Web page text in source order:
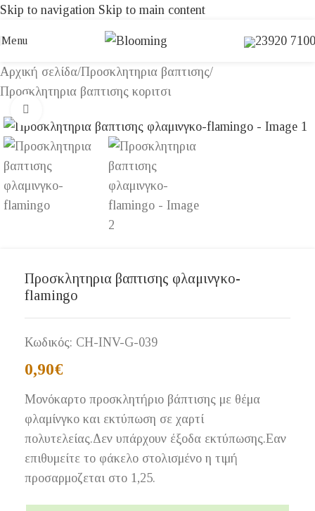
Skip to navigation Skip to main content
Menu 23920
Αρχική σελίδα/Προσκλητηρια βαπτισης/
Προσκλητηρια βαπτισης κοριτσι
Προσκλητηρια βαπτισης φλαμινγκο-
flamingo
Κωδικός: CH-INV-G-039
0,90€
Μονόκαρτο προσκλητήριο βάπτισης με θέμα
φλαμίνγκο και εκτύπωση σε χαρτί
πολυτελείας.Δεν υπάρχουν έξοδα εκτύπωσης.Εαν
επιθυμείτε το φάκελο στολισμένο η τιμή
προσαρμοζεται στο 1,25.